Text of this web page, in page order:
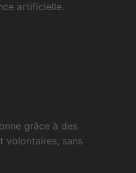
artificielle.
grâce à des
volontaires, sans